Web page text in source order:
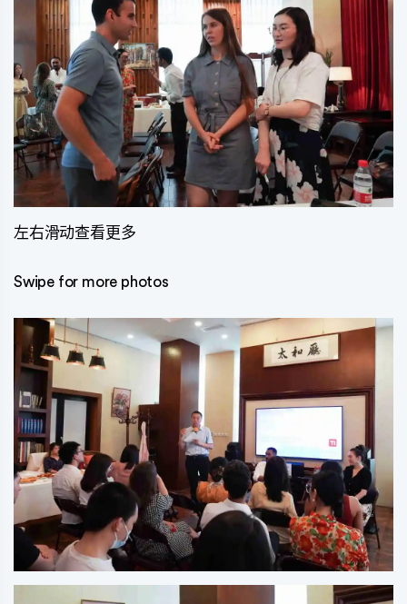
左右滑动查看更多
Swipe for more photos